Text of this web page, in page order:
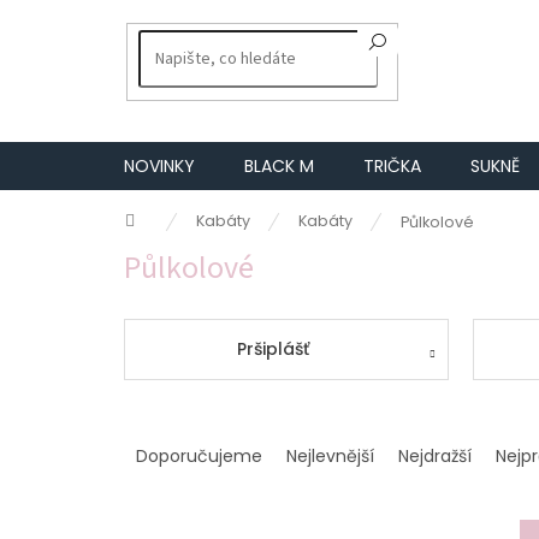
NOVINKY BLACK M TRIČKA SUKNĚ
Domů Kabáty Kabáty Půlkolové
Půlkolové
Pršiplášť
Doporučujeme Nejlevnější Nejdražší